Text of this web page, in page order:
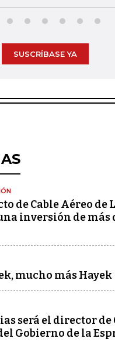
SUSCRÍBASE YA
de Cable Aéreo de
inversión de más
mucho más Hayek
será el director de
Gobierno de la